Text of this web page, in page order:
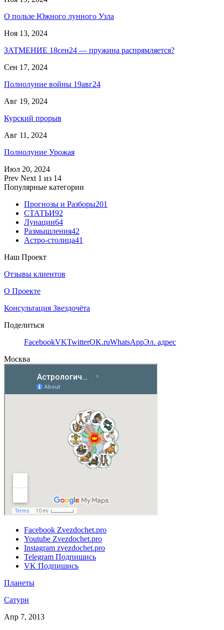
О пользе Южного лунного Узла
Ноя 13, 2024
ЗАТМЕНИЕ 18сен24 — пружина распрямляется?
Сен 17, 2024
Полнолуние войны 19авг24
Авг 19, 2024
Курский прорыв
Авг 11, 2024
Полнолуние Урожая
Июл 20, 2024
Prev Next 1 из 14
Популярные категории
Прогнозы и Разборы201
СТАТЬИ92
Лунации64
Размышления42
Астро-столица41
Наш Проект
Отзывы клиентов
О Проекте
Консультация Звездочёта
Поделиться
FacebookVKTwitterOK.ruWhatsAppЭл. адрес
Москва
Facebook Zvezdochet.pro
Youtube Zvezdochet.pro
Instagram zvezdochet.pro
Telegram Подпишись
VK Подпишись
Планеты
Сатурн
Апр 7, 2013